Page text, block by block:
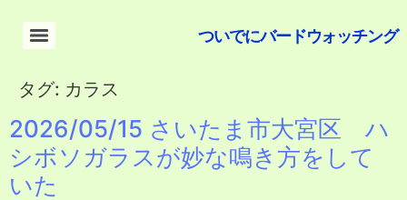
ついでにバードウォッチング
タグ: カラス
2026/05/15 さいたま市大宮区 ハ
シボソガラスが妙な鳴き方をして
いた